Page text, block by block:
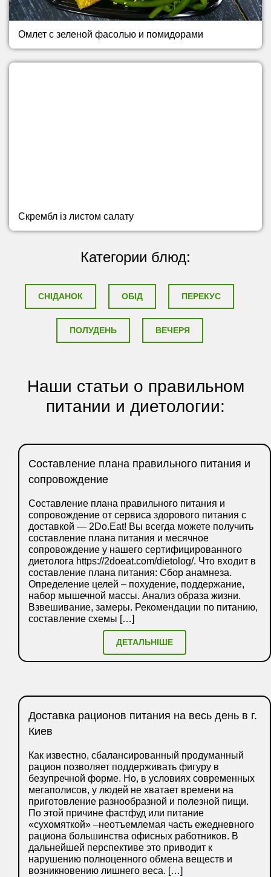
Омлет с зеленой фасолью и помидорами
Скрембл із листом салату
Категории блюд:
СНІДАНОК ОБІД ПЕРЕКУС
ПОЛУДЕНЬ ВЕЧЕРЯ
Наши статьи о правильном
питании и диетологии:
Составление плана правильного питания и
сопровождение
Составление плана правильного питания и
сопровождение от сервиса здорового питания с
доставкой — 2Do.Eat! Вы всегда можете получить
составление плана питания и месячное
сопровождение у нашего сертифицированного
диетолога https://2doeat.com/dietolog/. Что входит в
составление плана питания: Сбор анамнеза.
Определение целей – похудение, поддержание,
набор мышечной массы. Анализ образа жизни.
Взвешивание, замеры. Рекомендации по питанию,
составление схемы […]
ДЕТАЛЬНІШЕ
Доставка рационов питания на весь день в г.
Киев
Как известно, сбалансированный продуманный
рацион позволяет поддерживать фигуру в
безупречной форме. Но, в условиях современных
мегаполисов, у людей не хватает времени на
приготовление разнообразной и полезной пищи.
По этой причине фастфуд или питание
«сухомяткой» –неотъемлемая часть ежедневного
рациона большинства офисных работников. В
дальнейшей перспективе это приводит к
нарушению полноценного обмена веществ и
возникновению лишнего веса. […]